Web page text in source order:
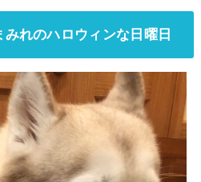
れのハロウィンな日曜日